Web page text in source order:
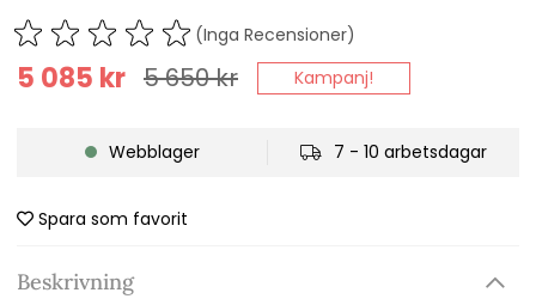
(Inga Recensioner)
5 650kr
5 085 kr Kampanj!
Webblager 7 - 10 arbetsdagar
Spara som favorit
Beskrivning